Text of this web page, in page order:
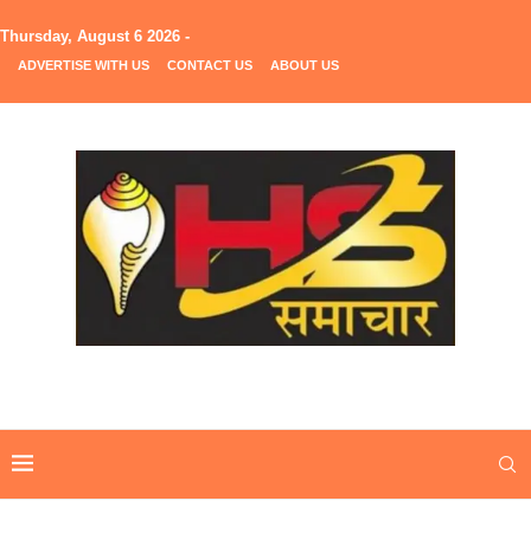
Thursday, August 6 2026 -
ADVERTISE WITH US CONTACT US ABOUT US